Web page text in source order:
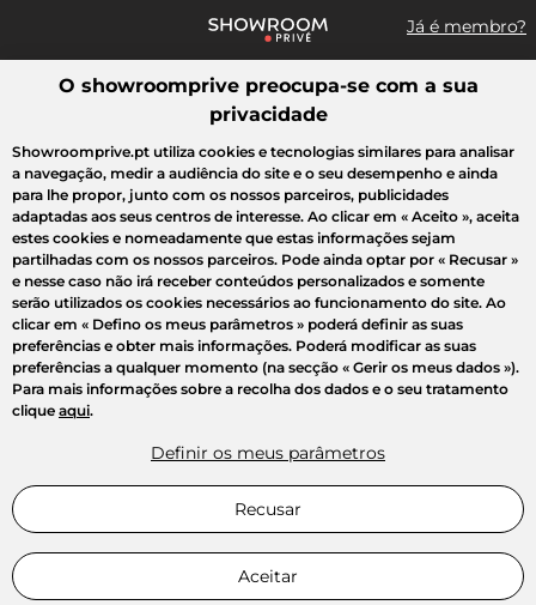
Já é membro?
Pesquisar uma marca, um artigo, uma venda...
Todas as vendas Moda Desporto Casa Criança Beleza
O showroomprive preocupa-se com a sua
privacidade
Showroomprive.pt utiliza cookies e tecnologias similares para analisar
a navegação, medir a audiência do site e o seu desempenho e ainda
para lhe propor, junto com os nossos parceiros, publicidades
adaptadas aos seus centros de interesse. Ao clicar em « Aceito », aceita
estes cookies e nomeadamente que estas informações sejam
partilhadas com os nossos parceiros. Pode ainda optar por « Recusar »
e nesse caso não irá receber conteúdos personalizados e somente
serão utilizados os cookies necessários ao funcionamento do site. Ao
clicar em « Defino os meus parâmetros » poderá definir as suas
preferências e obter mais informações. Poderá modificar as suas
preferências a qualquer momento (na secção « Gerir os meus dados »).
Para mais informações sobre a recolha dos dados e o seu tratamento
clique aqui.
Definir os meus parâmetros
Recusar
Aceitar